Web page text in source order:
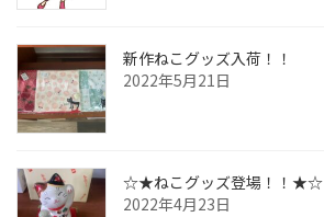
新作ねこグッズ入荷！！
2022年5月21日
☆★ねこグッズ登場！！★☆
2022年4月23日